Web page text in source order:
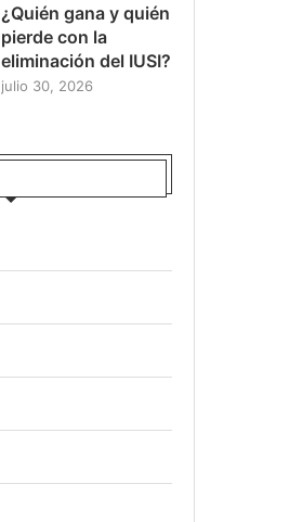
¿Quién gana y quién
pierde con la
eliminación del IUSI?
julio 30, 2026